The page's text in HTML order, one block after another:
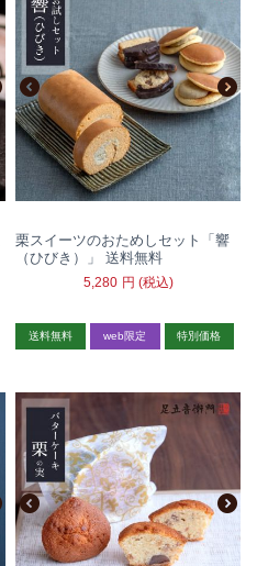
栗スイーツのおためしセット「響
（ひびき）」 送料無料
5,280 円 (税込)
送料無料 web限定 特別価格